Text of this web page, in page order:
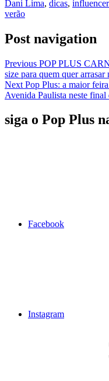
Link
Dani Lima, dicas,
verão
Post navigation
Previous POP PLUS
size para quem quer arrasar
Next Pop Plus: a maior
Avenida Paulista neste final
siga o Pop Plus
Facebook
Instagram